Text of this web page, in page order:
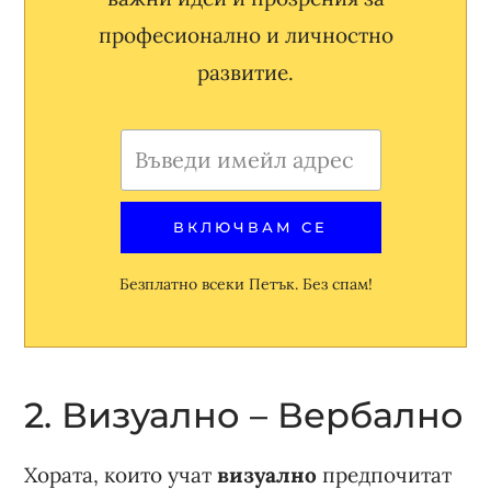
професионално и личностно
развитие.
Безплатно всеки Петък. Без спам!
2. Визуално – Вербално
Хората, които учатвизуално предпочитат